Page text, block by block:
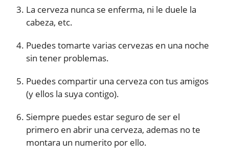
La cerveza nunca se enferma, ni le duele la
cabeza, etc.
Puedes tomarte varias cervezas en una noche
sin tener problemas.
Puedes compartir una cerveza con tus amigos
(y ellos la suya contigo).
Siempre puedes estar seguro de ser el
primero en abrir una cerveza, ademas no te
montara un numerito por ello.